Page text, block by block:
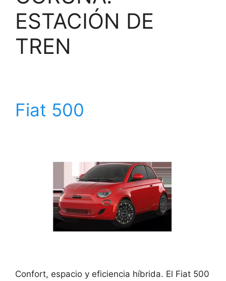
ESTACIÓN DE
TREN
Fiat 500
Confort, espacio y eficiencia híbrida. El Fiat 500